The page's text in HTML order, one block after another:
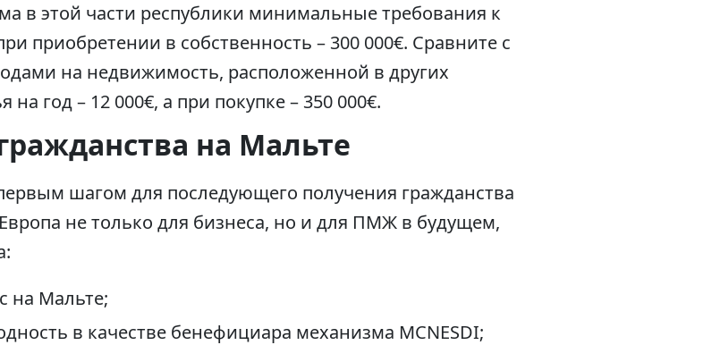
в этой части республики минимальные требования к
приобретении в собственность – 300 000€. Сравните с
на недвижимость, расположенной в других
год – 12 000€, а при покупке – 350 000€.
на Мальте
шагом для последующего получения гражданства
Европа не только для бизнеса, но и для ПМЖ в будущем,
на Мальте;
в качестве бенефициара механизма MCNESDI;